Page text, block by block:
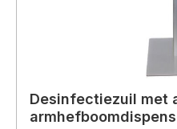
Desinfectiezuil met